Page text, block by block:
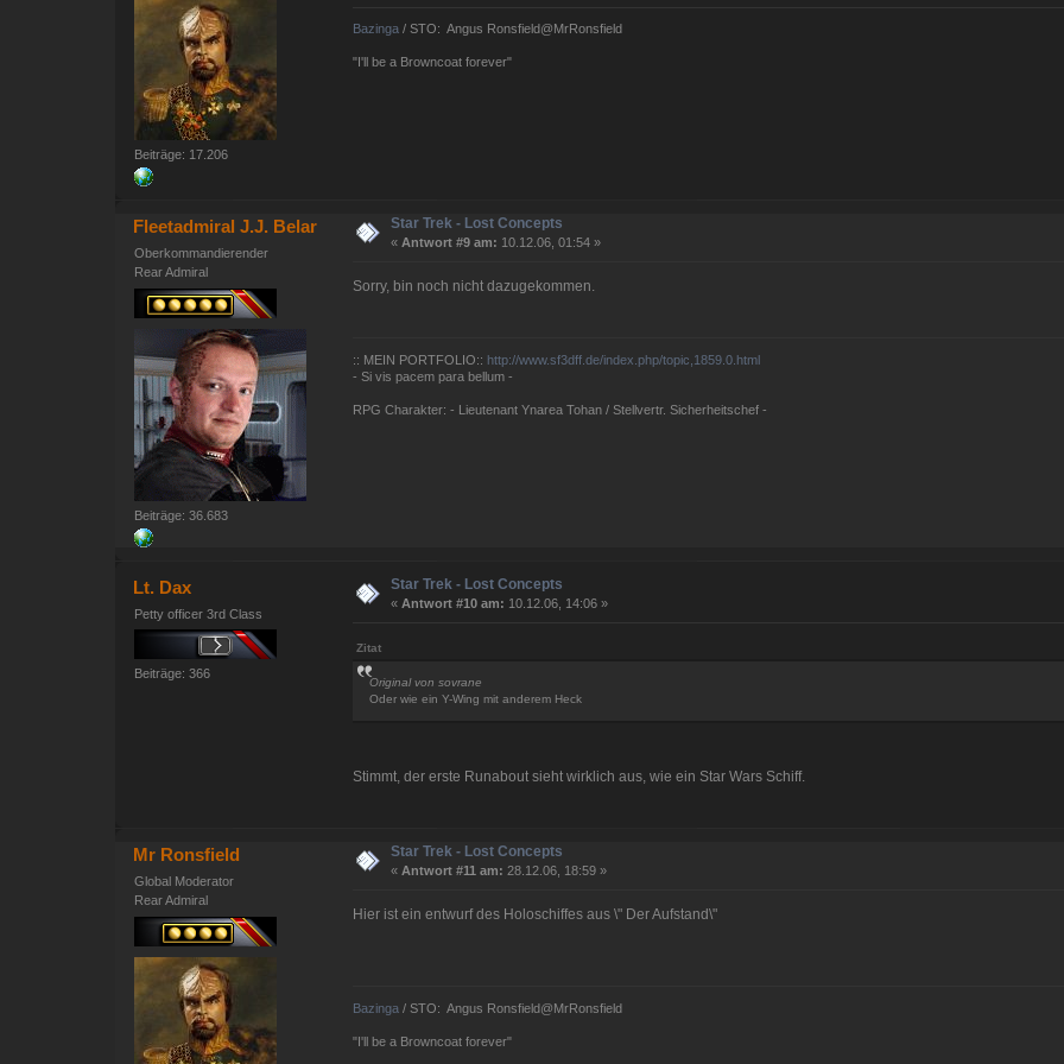
Beiträge: 17.206
Bazinga / STO: Angus Ronsfield@MrRonsfield
"I'll be a Browncoat forever"
Fleetadmiral J.J. Belar
Oberkommandierender
Rear Admiral
Beiträge: 36.683
Star Trek - Lost Concepts
«Antwort #9 am: 10.12.06, 01:54 »
Sorry, bin noch nicht dazugekommen.
:: MEIN PORTFOLIO:: http://www.sf3dff.de/index.php/topic,1859.0.html
- Si vis pacem para bellum -
RPG Charakter: - Lieutenant Ynarea Tohan / Stellvertr. Sicherheitschef -
Lt. Dax
Petty officer 3rd Class
Beiträge: 366
Star Trek - Lost Concepts
« Antwort #10 am: 10.12.06, 14:06 »
Zitat
Original von sovrane
Oder wie ein Y-Wing mit anderem Heck
Stimmt, der erste Runabout sieht wirklich aus, wie ein Star Wars Schiff.
Mr Ronsfield
Global Moderator
Rear Admiral
Star Trek - Lost Concepts
« Antwort #11 am: 28.12.06, 18:59 »
Hier ist ein entwurf des Holoschiffes aus \" Der Aufstand\"
Bazinga / STO: Angus Ronsfield@MrRonsfield
"I'll be a Browncoat forever"